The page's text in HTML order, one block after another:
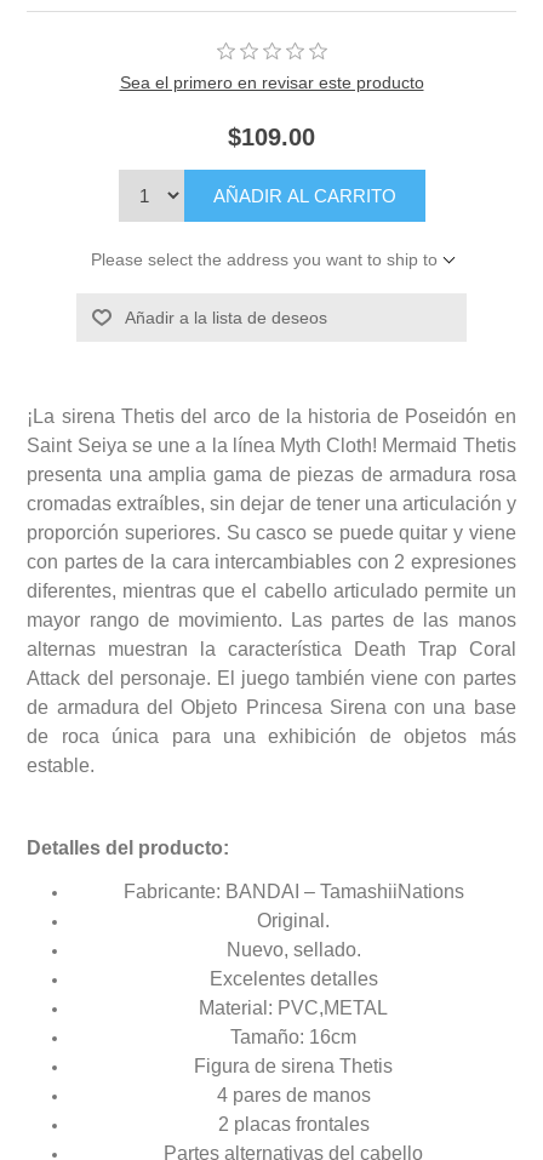
Sea el primero en revisar este producto
$109.00
AÑADIR AL CARRITO
Please select the address you want to ship to
Añadir a la lista de deseos
¡La sirena Thetis del arco de la historia de Poseidón en
Saint Seiya se une a la línea Myth Cloth! Mermaid Thetis
presenta una amplia gama de piezas de armadura rosa
cromadas extraíbles, sin dejar de tener una articulación y
proporción superiores. Su casco se puede quitar y viene
con partes de la cara intercambiables con 2 expresiones
diferentes, mientras que el cabello articulado permite un
mayor rango de movimiento. Las partes de las manos
alternas muestran la característica Death Trap Coral
Attack del personaje. El juego también viene con partes
de armadura del Objeto Princesa Sirena con una base
de roca única para una exhibición de objetos más
estable.
Detalles del producto:
Fabricante: BANDAI – TamashiiNations
Original.
Nuevo, sellado.
Excelentes detalles
Material: PVC,METAL
Tamaño: 16cm
Figura de sirena Thetis
4 pares de manos
2 placas frontales
Partes alternativas del cabello